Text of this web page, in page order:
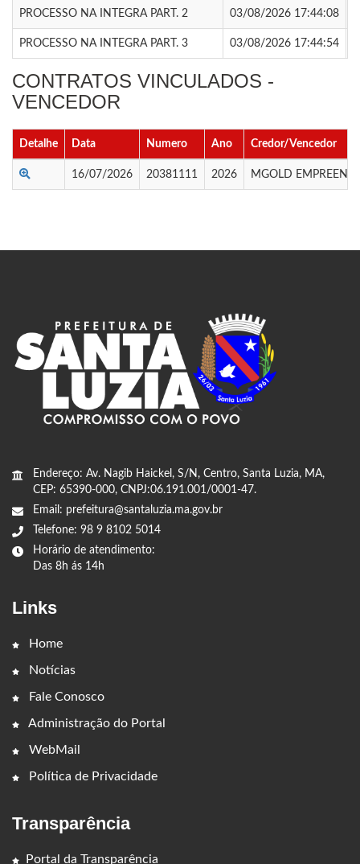
PROCESSO NA INTEGRA PART. 2 03/08/2026 17:44:08
PROCESSO NA INTEGRA PART. 3 03/08/2026 17:44:54
CONTRATOS VINCULADOS -
VENCEDOR
Detalhe Data Numero Ano Credor/Vencedor
16/07/2026 20381111 2026 MGOLD
Endereço: Av. Nagib Haickel, S/N, Centro, Santa Luzia, MA,
CEP: 65390-000, CNPJ:06.191.001/0001-47.
Email: prefeitura@santaluzia.ma.gov.br
Telefone: 98 9 8102 5014
Horário de atendimento:
Das 8h ás 14h
Links
Home
Notícias
Fale Conosco
Administração do Portal
WebMail
Política de Privacidade
Transparência
Portal da Transparência